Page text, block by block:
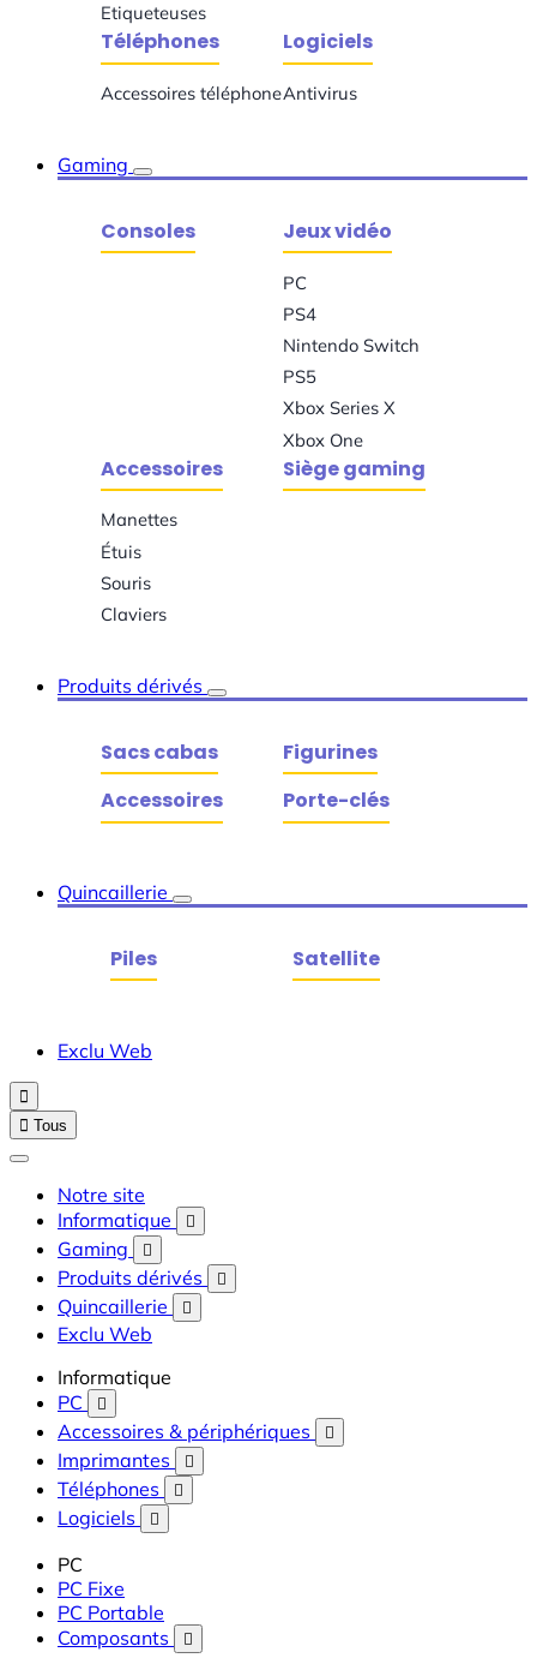
Etiqueteuses
Téléphones
Accessoires téléphone
Logiciels
Antivirus
Gaming
Consoles Jeux vidéo
PC
PS4
Nintendo Switch
PS5
Xbox Series X
Xbox One
Accessoires
Manettes
Étuis
Souris
Claviers
Siège gaming
Produits dérivés
Sacs cabas
Figurines
Accessoires
Porte-clés
Quincaillerie
Piles Satellite
Exclu Web

 Tous
Notre site
Informatique

Gaming 
Produits dérivés 
Quincaillerie 
Exclu Web
Informatique
PC

Accessoires & périphériques 
Imprimantes 
Téléphones 
Logiciels 
PC
PC Fixe
PC Portable
Composants
